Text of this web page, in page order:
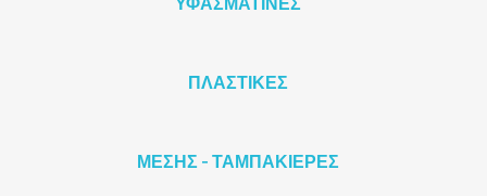
ΠΛΑΣΤΙΚΕΣ
ΜΕΣΗΣ - ΤΑΜΠΑΚΙΕΡΕΣ